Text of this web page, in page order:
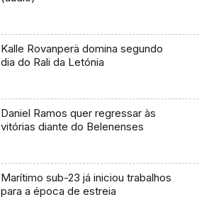
Kalle Rovanperä domina segundo
dia do Rali da Letónia
Daniel Ramos quer regressar às
vitórias diante do Belenenses
Marítimo sub-23 já iniciou trabalhos
para a época de estreia